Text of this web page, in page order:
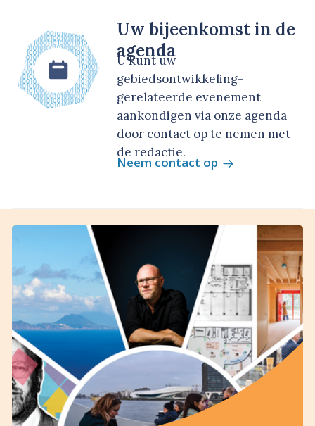
Uw bijeenkomst in de
agenda
U kunt uw
gebiedsontwikkeling-
gerelateerde evenement
aankondigen via onze agenda
door contact op te nemen met
de redactie.
Neem contact op